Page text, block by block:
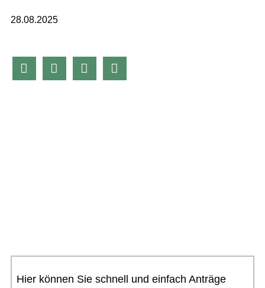
28.08.2025
   
Hier können Sie schnell und einfach Anträge